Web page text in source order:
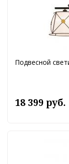
Подвесной
18 399 руб.